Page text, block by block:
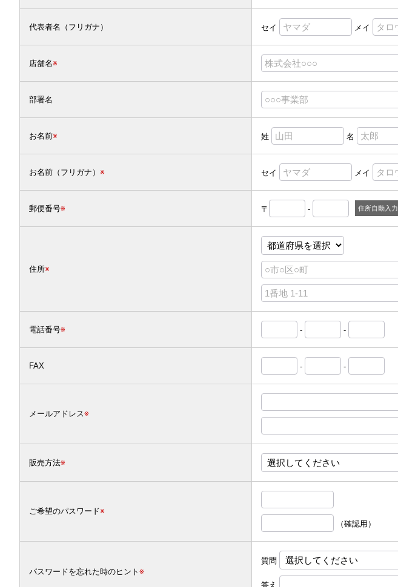
代表者名（フリガナ） セイ メイ
店舗名※
部署名
お名前※ 姓 名
お名前（フリガナ） ※ セイ メイ
郵便番号※ 〒 - 住所自動入力
住所※
電話番号※ - -
FAX - -
メールアドレス※
販売方法※
ご希望のパスワード※
（確認用）
パスワードを忘れた時のヒント ※
質問
答え